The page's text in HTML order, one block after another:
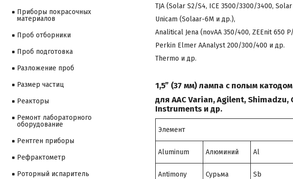
TJA (Solar S2/S4, ICE 3500/3300/3400,
Unicam (Solaar-6М и др.),
Analitical Jena (novAA 350/400, ZEEnit 650
Perkin Elmer AAnalyst 200/300/400 и др.
Thermo и др.
1,5” (37 мм) лампа с полым катодом
для ААС Varian, Agilent, Shimadzu,
Instruments и др.
Элемент
Aluminum Алюминий Al
Antimony Сурьма Sb
Приборы покрасочных
материалов
Проб отборники
Проб подготовка
Разложение проб
Размер частиц
Реакторы
Ремонт лабораторного
оборудование
Рентген приборы
Рефрактометр
Роторный испаритель